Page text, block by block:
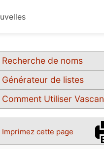
Recherche de noms
Générateur de listes
Comment Utiliser Vascan
Imprimez cette page